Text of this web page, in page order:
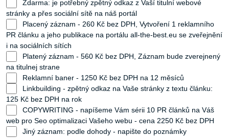
stránky a přes sociální sítě na náš portál
PR článku a jeho publikace na portálu all-the-best.eu se zveřejnění
i na sociálních sítích
na titulnej strane
Reklamní baner - 1250 Kč bez DPH na 12 měsíců
125 Kč bez DPH na rok
web pro Seo optimalizaci Vašeho webu - cena 2250 Kč bez DPH
Jiný záznam: podle dohody - napište do poznámky